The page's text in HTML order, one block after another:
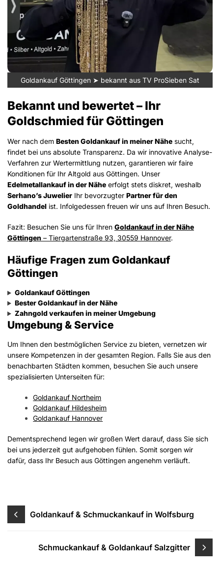
Goldankauf Göttingen ➤ bekannt aus TV ProSieben Sat
Bekannt und bewertet – Ihr
Goldschmied für Göttingen
Wer nach dem Besten Goldankauf in meiner Nähe sucht,
findet bei uns absolute Transparenz. Da wir innovative Analyse-
Verfahren zur Wertermittlung nutzen, garantieren wir faire
Konditionen für Ihr Altgold aus Göttingen. Unser
Edelmetallankauf in der Nähe erfolgt stets diskret, weshalb
Serhano’s Juwelier Ihr bevorzugter Partner für den
Goldhandel ist. Infolgedessen freuen wir uns auf Ihren Besuch.
Fazit: Besuchen Sie uns für Ihren Goldankauf in der Nähe
Göttingen – Tiergartenstraße 93, 30559 Hannover.
Häufige Fragen zum Goldankauf
Göttingen
Goldankauf Göttingen
Bester Goldankauf in der Nähe
Zahngold verkaufen in meiner Umgebung
Umgebung & Service
Um Ihnen den bestmöglichen Service zu bieten, vernetzen wir
unsere Kompetenzen in der gesamten Region. Falls Sie aus den
benachbarten Städten kommen, besuchen Sie auch unsere
spezialisierten Unterseiten für:
Goldankauf Northeim
Goldankauf Hildesheim
Goldankauf Hannover
Dementsprechend legen wir großen Wert darauf, dass Sie sich
bei uns jederzeit gut aufgehoben fühlen. Somit sorgen wir
dafür, dass Ihr Besuch aus Göttingen angenehm verläuft.
Beitragsnavigation
Goldankauf & Schmuckankauf in Wolfsburg
Schmuckankauf & Goldankauf Salzgitter